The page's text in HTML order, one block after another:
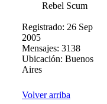
Rebel Scum
Registrado: 26 Sep
2005
Mensajes: 3138
Ubicación: Buenos
Aires
Volver arriba